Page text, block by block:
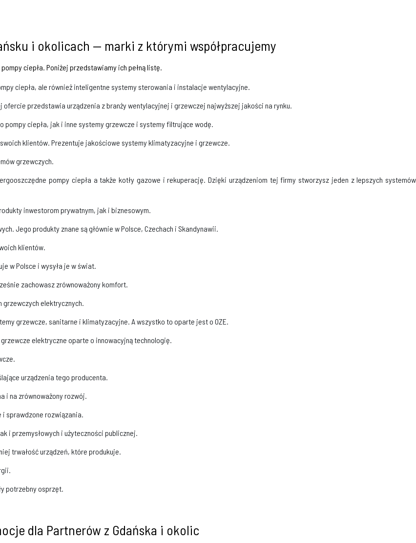
i okolicach — marki z którymi współpracujemy
ciepła. Poniżej przedstawiamy ich pełną listę.
ciepła, ale również inteligentne systemy sterowania i instalacje wentylacyjne.
przedstawia urządzenia z branży wentylacyjnej i grzewczej najwyższej jakości na rynku.
pompy ciepła, jak i inne systemy grzewcze i systemy filtrujące wodę.
klientów. Prezentuje jakościowe systemy klimatyzacyjne i grzewcze.
grzewczych.
pompy ciepła a także kotły gazowe i rekuperację. Dzięki urządzeniom tej firmy stworzysz jeden z lepszych systemów
inwestorom prywatnym, jak i biznesowym.
Jego produkty znane są głównie w Polsce, Czechach i Skandynawii.
klientów.
w Polsce i wysyła je w świat.
zachowasz zrównoważony komfort.
elektrycznych.
grzewcze, sanitarne i klimatyzacyjne. A wszystko to oparte jest o OZE.
elektryczne oparte o innowacyjną technologię.
urządzenia tego producenta.
i na zrównoważony rozwój.
sprawdzone rozwiązania.
i przemysłowych i użyteczności publicznej.
trwałość urządzeń, które produkuje.
potrzebny osprzęt.
dla Partnerów z Gdańska i okolic